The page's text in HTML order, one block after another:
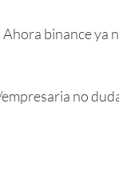
binance ya
no